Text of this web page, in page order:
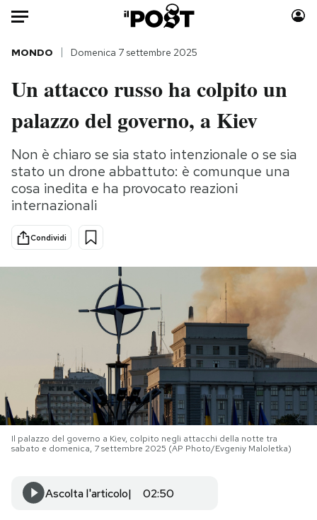
Auto
HOME
Italia
Politica
Tecnologia
Internet
Cultura
Moda
Consumismi
Storie/Idee
Mondiali calcio 2026
NEWSLETTER
I MIEI PREFERITI
SHOP
MONDO Domenica 7 settembre 2025
Un attacco russo ha colpito un
palazzo del governo, a Kiev
Non è chiaro se sia stato intenzionale o se sia
stato un drone abbattuto: è comunque una
cosa inedita e ha provocato reazioni
internazionali
Condividi
Il palazzo del governo a Kiev, colpito negli attacchi della notte tra
sabato e domenica, 7 settembre 2025 (AP Photo/Evgeniy Maloletka)
Ascolta l'articolo 02:50